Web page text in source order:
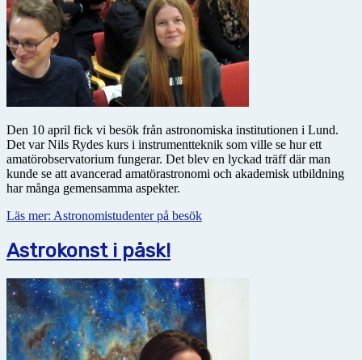
Den 10 april fick vi besök från astronomiska institutionen i Lund.
Det var Nils Rydes kurs i instrumentteknik som ville se hur ett
amatörobservatorium fungerar. Det blev en lyckad träff där man
kunde se att avancerad amatörastronomi och akademisk utbildning
har många gemensamma aspekter.
Läs mer: Astronomistudenter på besök
Astrokonst i påsk!